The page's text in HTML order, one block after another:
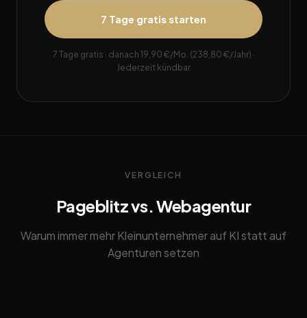
7 Tage gratis starten
7 Tage gratis · danach 19,90 €/Mo. (238,80 €/Jahr) ·
Jederzeit kündbar
VERGLEICH
Pageblitz vs. Webagentur
Warum immer mehr Kleinunternehmer auf KI statt auf
Agenturen setzen